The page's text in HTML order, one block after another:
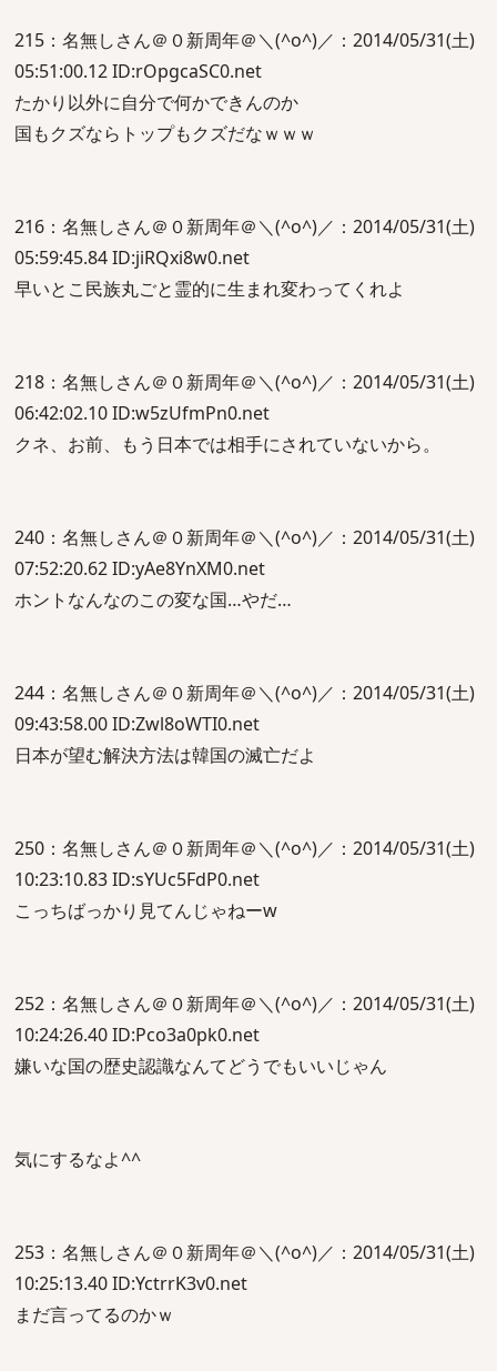
215：名無しさん＠０新周年＠＼(^o^)／：2014/05/31(土)
05:51:00.12 ID:rOpgcaSC0.net
たかり以外に自分で何かできんのか
国もクズならトップもクズだなｗｗｗ
216：名無しさん＠０新周年＠＼(^o^)／：2014/05/31(土)
05:59:45.84 ID:jiRQxi8w0.net
早いとこ民族丸ごと霊的に生まれ変わってくれよ
218：名無しさん＠０新周年＠＼(^o^)／：2014/05/31(土)
06:42:02.10 ID:w5zUfmPn0.net
クネ、お前、もう日本では相手にされていないから。
240：名無しさん＠０新周年＠＼(^o^)／：2014/05/31(土)
07:52:20.62 ID:yAe8YnXM0.net
ホントなんなのこの変な国…やだ…
244：名無しさん＠０新周年＠＼(^o^)／：2014/05/31(土)
09:43:58.00 ID:Zwl8oWTI0.net
日本が望む解決方法は韓国の滅亡だよ
250：名無しさん＠０新周年＠＼(^o^)／：2014/05/31(土)
10:23:10.83 ID:sYUc5FdP0.net
こっちばっかり見てんじゃねーw
252：名無しさん＠０新周年＠＼(^o^)／：2014/05/31(土)
10:24:26.40 ID:Pco3a0pk0.net
嫌いな国の歴史認識なんてどうでもいいじゃん
気にするなよ^^
253：名無しさん＠０新周年＠＼(^o^)／：2014/05/31(土)
10:25:13.40 ID:YctrrK3v0.net
まだ言ってるのかｗ